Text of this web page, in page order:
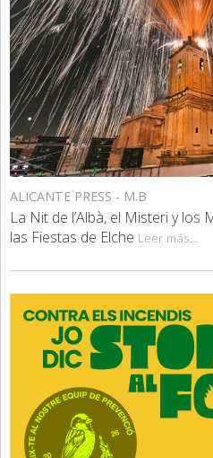
ALICANTE PRESS - M.B
La Nit de l’Albà, el Misteri y
las Fiestas de Elche Leer más...